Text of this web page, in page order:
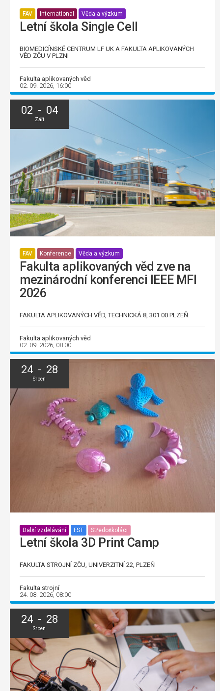
FAV International Věda a výzkum
Letní škola Single Cell
BIOMEDICÍNSKÉ CENTRUM LF UK A FAKULTA APLIKOVANÝCH
VĚD ZČU V PLZNI
Fakulta aplikovaných věd
02. 09. 2026, 16:00
02 - 04
Září
FAV Konference Věda a výzkum
Fakulta aplikovaných věd zve na
mezinárodní konferenci IEEE MFI
2026
FAKULTA APLIKOVANÝCH VĚD, TECHNICKÁ 8, 301 00 PLZEŇ.
Fakulta aplikovaných věd
02. 09. 2026, 08:00
24 - 28
Srpen
Další vzdělávání FST Středoškoláci
Letní škola 3D Print Camp
FAKULTA STROJNÍ ZČU, UNIVERZITNÍ 22, PLZEŇ
Fakulta strojní
24. 08. 2026, 08:00
24 - 28
Srpen